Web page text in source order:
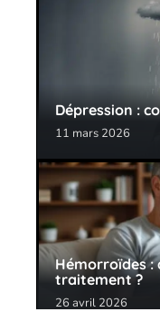
Dépression :
11 mars 2026
Hémorroïdes :
traitement ?
26 avril 2026